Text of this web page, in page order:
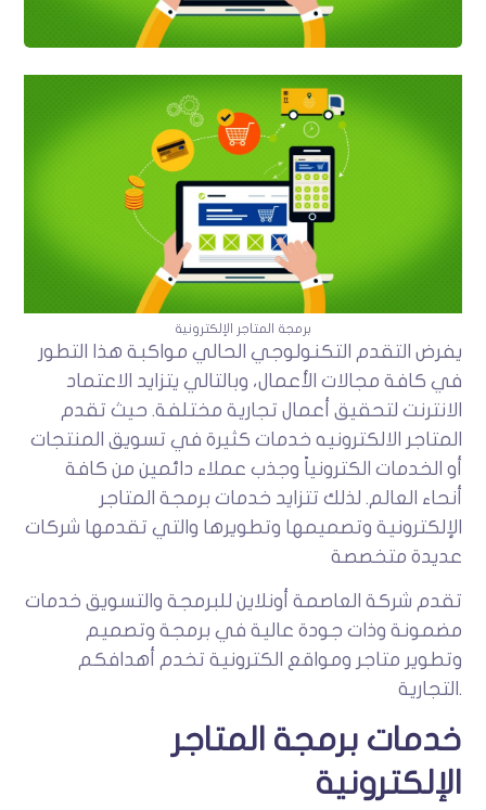
برمجة المتاجر الإلكترونية
يفرض التقدم التكنولوجي الحالي مواكبة هذا التطور
في كافة مجالات الأعمال، وبالتالي يتزايد الاعتماد
الانترنت لتحقيق أعمال تجارية مختلفة. حيث تقدم
المتاجر الالكترونيه خدمات كثيرة في تسويق المنتجات
أو الخدمات الكترونياً وجذب عملاء دائمين من كافة
أنحاء العالم. لذلك تتزايد خدمات برمجة المتاجر
الإلكترونية وتصميمها وتطويرها والتي تقدمها شركات
عديدة متخصصة
تقدم شركة العاصمة أونلاين للبرمجة والتسويق خدمات
مضمونة وذات جودة عالية في برمجة وتصميم
وتطوير متاجر ومواقع الكترونية تخدم أهدافكم
التجارية.
خدمات برمجة المتاجر
الإلكترونية